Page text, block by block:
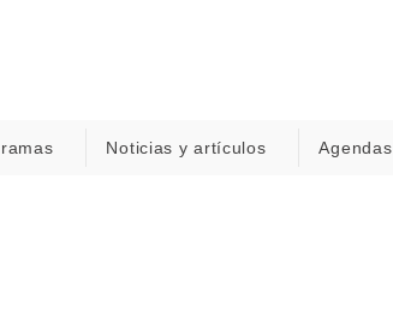
Noticias y artículos Agendas